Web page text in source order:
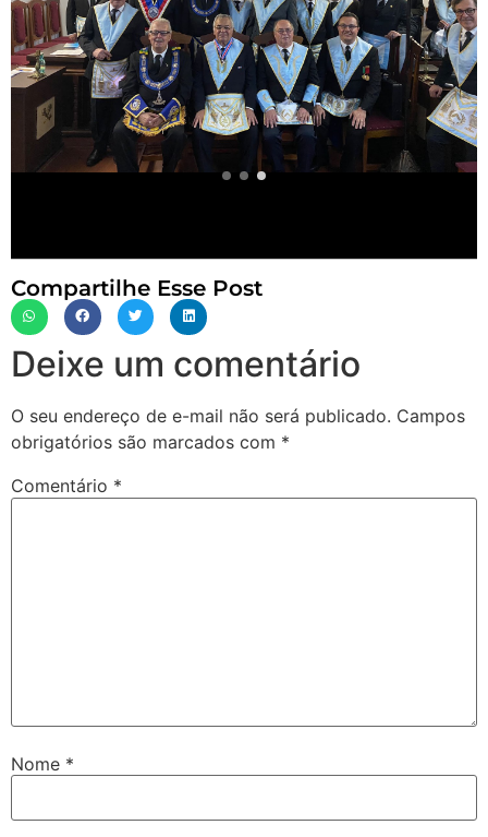
Compartilhe Esse Post
Deixe um comentário
O seu endereço de e-mail não será publicado. Campos
obrigatórios são marcados com *
Comentário *
Nome *